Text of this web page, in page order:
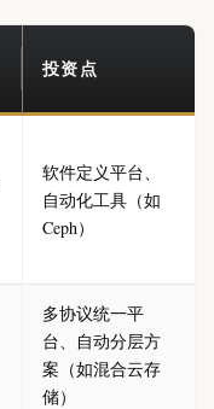
投资点
软件定义平台、
自动化工具（如
Ceph）
多协议统一平
台、自动分层方
案（如混合云存
储）